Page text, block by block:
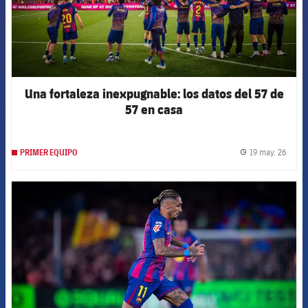
Una fortaleza inexpugnable: los datos del 57 de
57 en casa
PRIMER EQUIPO 19 may. 26
FCB Barcelona badge